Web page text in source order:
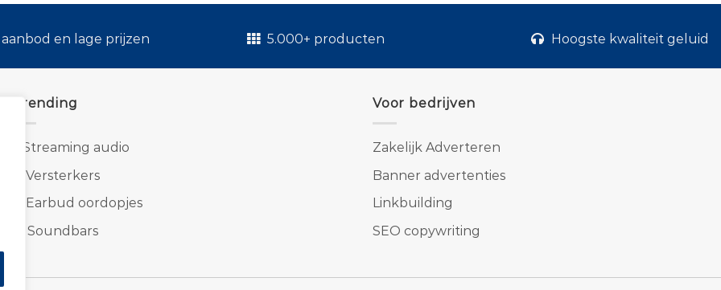
en lage prijzen 5.000+ producten Hoogste kwaliteit geluid
Trending
Streaming audio
Versterkers
Earbud oordopjes
Soundbars
Voor bedrijven
Zakelijk Adverteren
Banner advertenties
Linkbuilding
SEO copywriting